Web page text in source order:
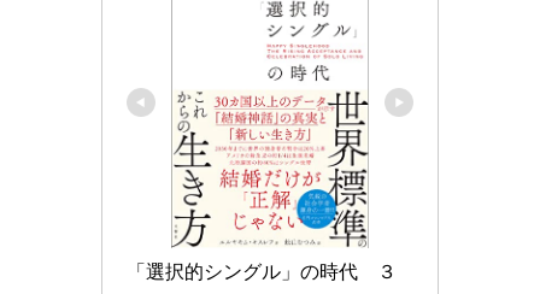
「選択的シングル」の時代　３